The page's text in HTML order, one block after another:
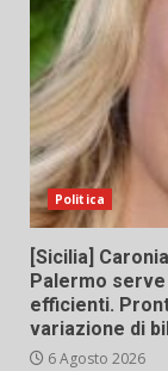
Politica
[Sicilia]
Palermo
efficienti.
variazione di
6 Agosto 2026